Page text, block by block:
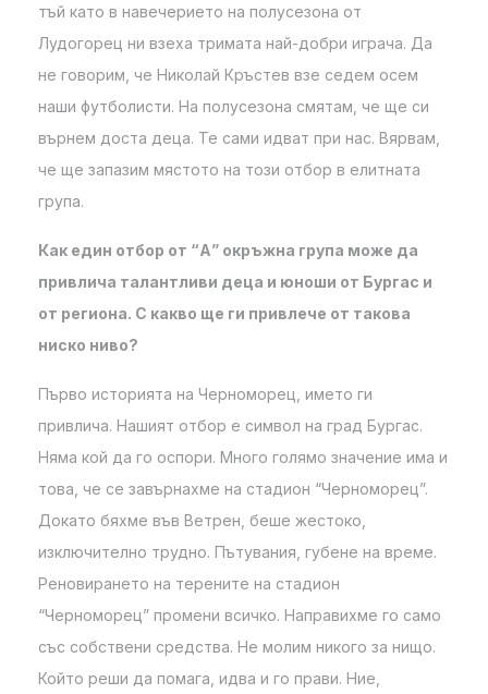
тъй като в навечерието на полусезона от
Лудогорец ни взеха тримата най-добри играча. Да
не говорим, че Николай Кръстев взе седем осем
наши футболисти. На полусезона смятам, че ще си
върнем доста деца. Те сами идват при нас. Вярвам,
че ще запазим мястото на този отбор в елитната
група.
Как един отбор от “А” окръжна група може да
привлича талантливи деца и юноши от Бургас и
от региона. С какво ще ги привлече от такова
ниско ниво?
Първо историята на Черноморец, името ги
привлича. Нашият отбор е символ на град Бургас.
Няма кой да го оспори. Много голямо значение има и
това, че се завърнахме на стадион “Черноморец”.
Докато бяхме във Ветрен, беше жестоко,
изключително трудно. Пътувания, губене на време.
Реновирането на терените на стадион
“Черноморец” промени всичко. Направихме го само
със собствени средства. Не молим никого за нищо.
Който реши да помага, идва и го прави. Ние,